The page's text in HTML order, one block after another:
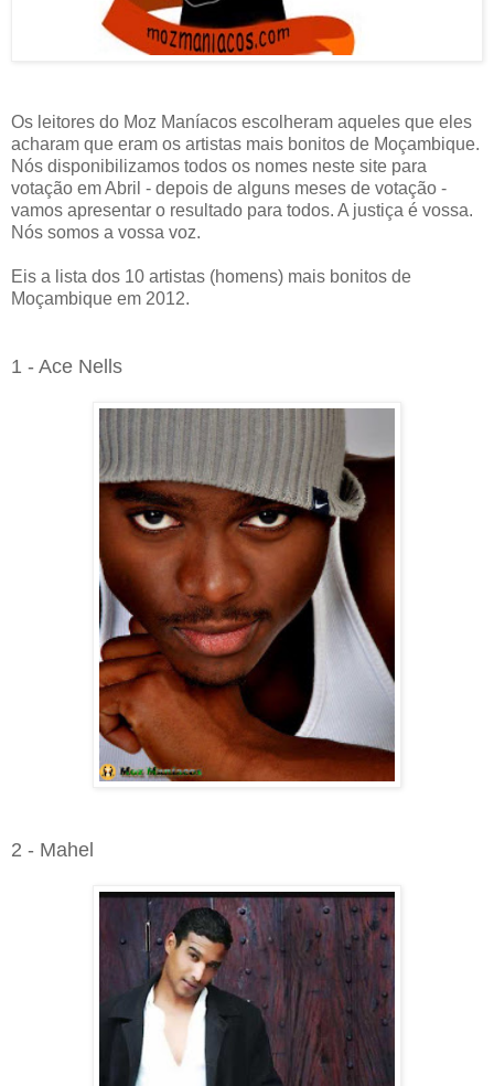
Os leitores do Moz Maníacos escolheram aqueles que eles
acharam que eram os artistas mais bonitos de Moçambique.
Nós disponibilizamos todos os nomes neste site para
votação em Abril - depois de alguns meses de votação -
vamos apresentar o resultado para todos. A justiça é vossa.
Nós somos a vossa voz.
Eis a lista dos 10 artistas (homens) mais bonitos de
Moçambique em 2012.
1 - Ace Nells
2 - Mahel